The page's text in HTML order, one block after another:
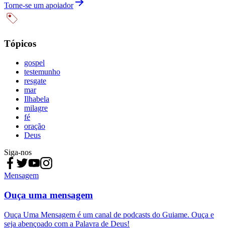
Torne-se um apoiador
Tópicos
gospel
testemunho
resgate
mar
Ilhabela
milagre
fé
oração
Deus
Siga-nos
Mensagem
Ouça uma mensagem
Ouça Uma Mensagem é um canal de podcasts do Guiame. Ouça e
seja abençoado com a Palavra de Deus!